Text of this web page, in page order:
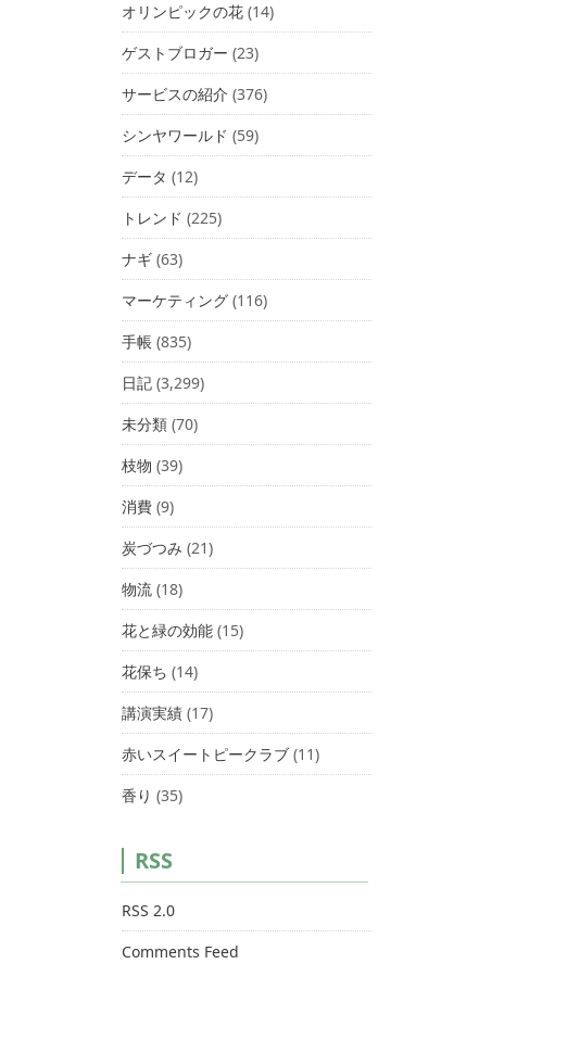
オリンピックの花 (14)
ゲストブロガー (23)
サービスの紹介 (376)
シンヤワールド (59)
データ (12)
トレンド (225)
ナギ (63)
マーケティング (116)
手帳 (835)
日記 (3,299)
未分類 (70)
枝物 (39)
消費 (9)
炭づつみ (21)
物流 (18)
花と緑の効能 (15)
花保ち (14)
講演実績 (17)
赤いスイートピークラブ (11)
香り (35)
RSS
RSS 2.0
Comments Feed